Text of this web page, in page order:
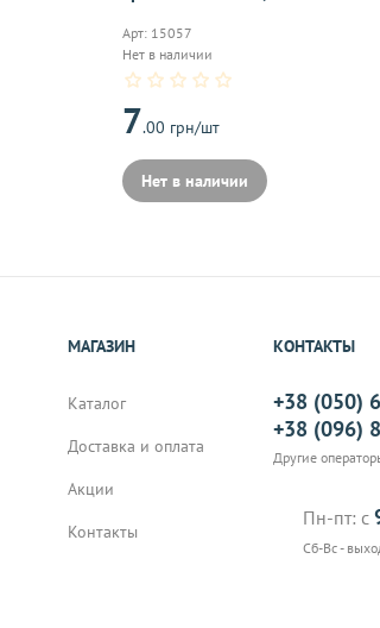
Арт: 15057
Нет в наличии
7.00 грн/шт
Нет в наличии
МАГАЗИН
Каталог
Доставка и оплата
Акции
Контакты
КОНТАКТЫ
+38 (050)
+38 (096)
Другие
Пн-пт: с
Сб-Вс -